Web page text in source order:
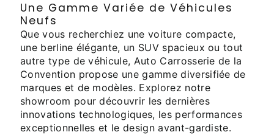
Une Gamme Variée de Véhicules
Neufs
Que vous recherchiez une voiture compacte,
une berline élégante, un SUV spacieux ou tout
autre type de véhicule, Auto Carrosserie de la
Convention propose une gamme diversifiée de
marques et de modèles. Explorez notre
showroom pour découvrir les dernières
innovations technologiques, les performances
exceptionnelles et le design avant-gardiste.